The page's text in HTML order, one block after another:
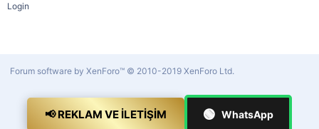
Login
Forum software by XenForo™ © 2010-2019 XenForo Ltd.
📢 REKLAM VE İLETIŞIM 🟢 WhatsApp